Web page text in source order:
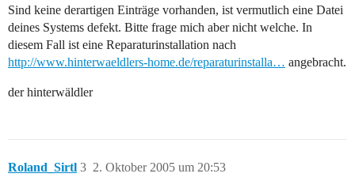
Sind keine derartigen Einträge vorhanden, ist vermutlich eine Datei
deines Systems defekt. Bitte frage mich aber nicht welche. In
diesem Fall ist eine Reparaturinstallation nach
http://www.hinterwaeldlers-home.de/reparaturinstalla… angebracht.
der hinterwäldler
Roland_Sirtl 2. Oktober 2005 um 20:53
3